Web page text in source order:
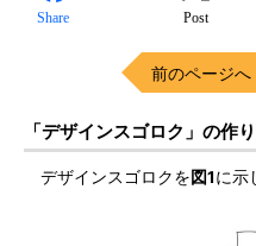
Share Post
前のページへ
「デザインスゴロク」の作
デザインスゴロクを図1に示